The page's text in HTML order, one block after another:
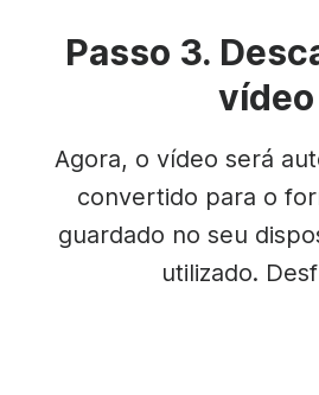
Passo 3.
vídeo
Agora, o vídeo será
convertido para o
guardado no seu
utilizado.